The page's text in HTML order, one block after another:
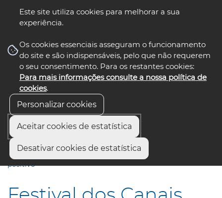
Este site utiliza cookies para melhorar a sua
experiência.
Os cookies essenciais asseguram o funcionamento
do site e são indispensáveis, pelo que não requerem
o seu consentimento. Para os restantes cookies:
Para mais informações consulte a nossa política de
cookies.
Personalizar cookies
Aceitar cookies de estatística
Desativar cookies de estatística
nos select language
Início
Festival dos Canais celebra 10.ª edição com balanço muito
positivo